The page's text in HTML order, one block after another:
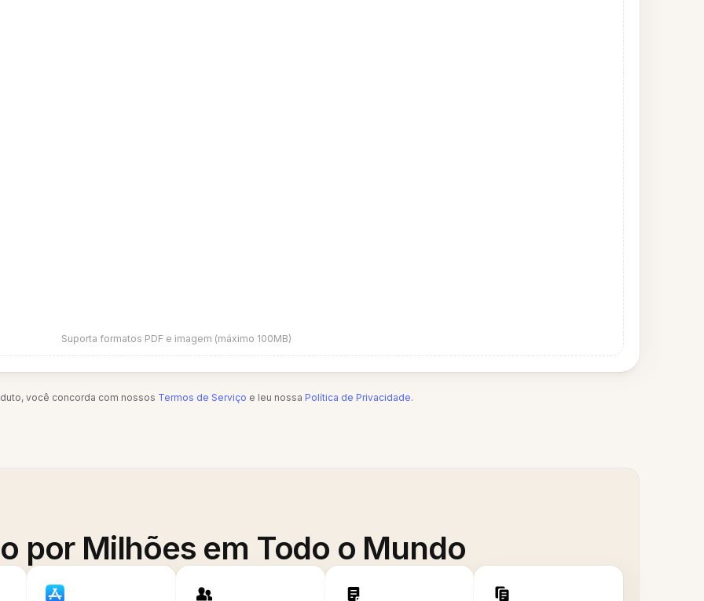
Suporta formatos PDF e imagem (máximo 100MB)
você concorda com nossos Termos de Serviço e leu nossa Política de Privacidade.
por Milhões em Todo o Mundo